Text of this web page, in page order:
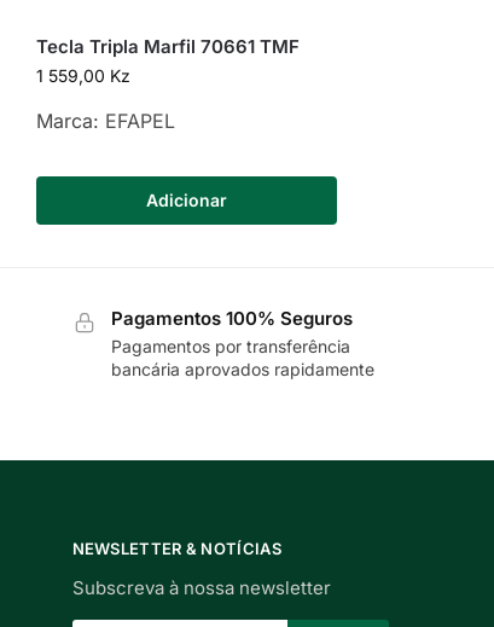
Tecla Tripla Marfil 70661 TMF
1 559,00 Kz
Marca: EFAPEL
Adicionar
Pagamentos 100% Seguros
Pagamentos por transferência
bancária aprovados rapidamente
NEWSLETTER & NOTÍCIAS
Subscreva à nossa newsletter